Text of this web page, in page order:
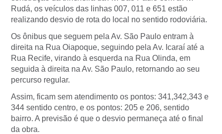
Rudá, os veículos das linhas 007, 011 e 651 estão
realizando desvio de rota do local no sentido rodoviária.
Os ônibus que seguem pela Av. São Paulo entram à
direita na Rua Oiapoque, seguindo pela Av. Icaraí até a
Rua Recife, virando à esquerda na Rua Olinda, em
seguida à direita na Av. São Paulo, retornando ao seu
percurso regular.
Assim, ficam sem atendimento os pontos: 341,342,343 e
344 sentido centro, e os pontos: 205 e 206, sentido
bairro. A previsão é que o desvio permaneça até o final
da obra.